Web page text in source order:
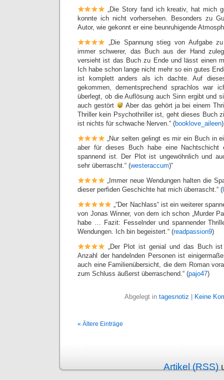
„Die Story fand ich kreativ, hat mich
konnte ich nicht vorhersehen. Besonders zu
Autor, wie gekonnt er eine beunruhigende
„Die Spannung stieg von Aufgabe
immer schwerer, das Buch aus der Hand
versieht ist das Buch zu Ende und lässt einen
Ich habe schon lange nicht mehr so ein gutes
ist komplett anders als ich dachte. Auf
gekommen, dementsprechend sprachlos war
überlegt, ob die Auflösung auch Sinn ergibt und
auch gestört
Aber das gehört ja bei einem
Thriller kein Psychothriller ist, geht dieses Buch
ist nichts für schwache Nerven.“ (booklove_aileen)
„Nur selten gelingt es mir ein Buch in
aber für dieses Buch habe eine Nachtschicht
spannend ist. Der Plot ist ungewöhnlich und
sehr überrascht.“ (westeraccum)“
„Immer neue Wendungen halten die
dieser perfiden Geschichte hat mich überrascht.“ (
„“Der Nachlass“ ist ein weiterer
von Jonas Winner, von dem ich schon „Murder
habe … Fazit: Fesselnder und spannender
Wendungen. Ich bin begeistert.“ (readpassion9)
„Der Plot ist genial und das Buch ist
Anzahl der handelnden Personen ist
auch eine Familienübersicht, die dem Roman
zum Schluss äußerst überraschend.“ (pajo47)
Abgelegt in tagesnotiz | Keine
« Ältere Einträge
Artikel (RSS)